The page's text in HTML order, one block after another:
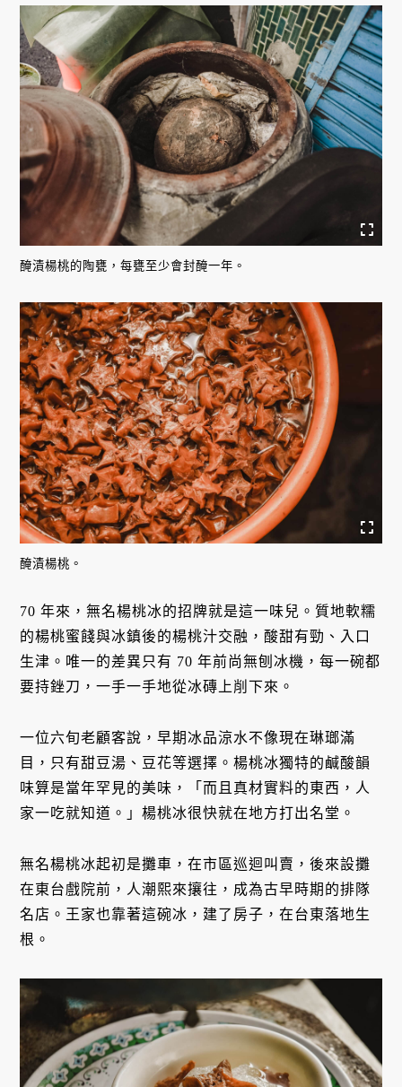
醃漬楊桃的陶甕，每甕至少會封醃一年。
醃漬楊桃。
70 年來，無名楊桃冰的招牌就是這一味兒。質地軟糯
的楊桃蜜餞與冰鎮後的楊桃汁交融，酸甜有勁、入口
生津。唯一的差異只有 70 年前尚無刨冰機，每一碗都
要持銼刀，一手一手地從冰磚上削下來。
一位六旬老顧客說，早期冰品涼水不像現在琳瑯滿
目，只有甜豆湯、豆花等選擇。楊桃冰獨特的鹹酸韻
味算是當年罕見的美味，「而且真材實料的東西，人
家一吃就知道。」楊桃冰很快就在地方打出名堂。
無名楊桃冰起初是攤車，在市區巡迴叫賣，後來設攤
在東台戲院前，人潮熙來攘往，成為古早時期的排隊
名店。王家也靠著這碗冰，建了房子，在台東落地生
根。